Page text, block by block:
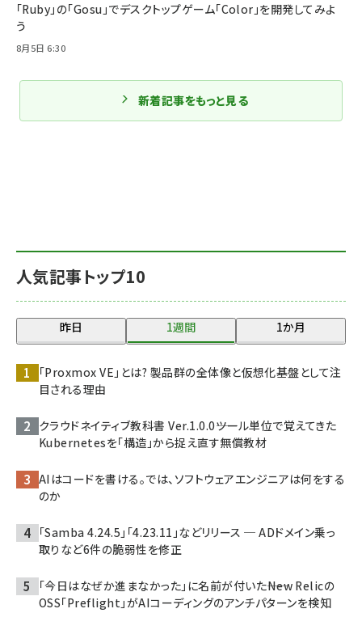
人気記事トップ10
昨日 1週間 1か月
「Proxmox VE」とは? 製品群の全体像と仮想化基盤として注
目される理由
クラウドネイティブ教科書 Ver.1.0.0――ツール単位で覚えてきた
Kubernetesを「構造」から捉え直す無償教材
AIはコードを書ける。では、ソフトウェアエンジニアは何をする
のか
「Samba 4.24.5」「4.23.11」などリリース ─ ADドメイン乗っ
取りなど6件の脆弱性を修正
「今日はなぜか進まなかった」に名前が付いた――New Relicの
OSS「Preflight」がAIコーディングのアンチパターンを検知
「Ruby」の「Gosu」でデスクトップゲーム「Color」を開発してみよ
う
8月5日 6:30
新着記事をもっと見る